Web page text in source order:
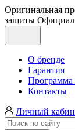
Оригинальная
защиты
О бренде
Гарантия
Программа
Контакты
Личный